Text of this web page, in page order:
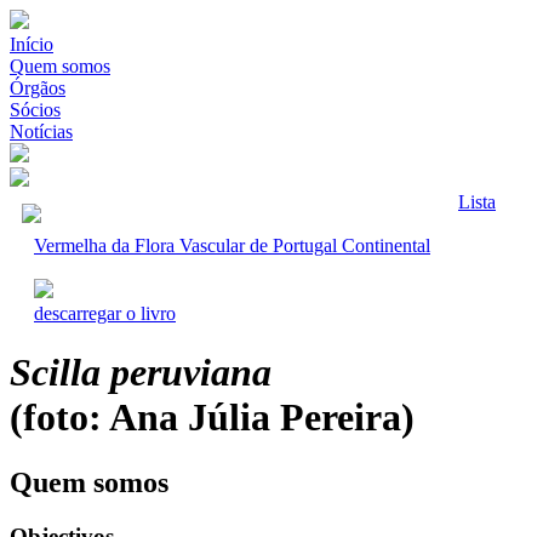
Início
Quem somos
Órgãos
Sócios
Notícias
Lista
Vermelha da Flora Vascular de Portugal Continental
descarregar o livro
Scilla peruviana
(foto: Ana Júlia Pereira)
Quem somos